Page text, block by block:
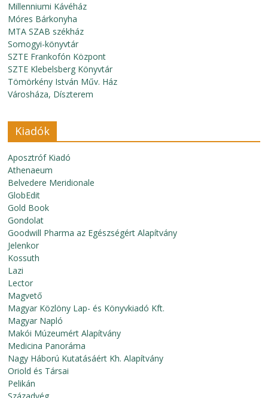
Millenniumi Kávéház
Móres Bárkonyha
MTA SZAB székház
Somogyi-könyvtár
SZTE Frankofón Központ
SZTE Klebelsberg Könyvtár
Tömörkény István Műv. Ház
Városháza, Díszterem
Kiadók
Aposztróf Kiadó
Athenaeum
Belvedere Meridionale
GlobEdit
Gold Book
Gondolat
Goodwill Pharma az Egészségért Alapítvány
Jelenkor
Kossuth
Lazi
Lector
Magvető
Magyar Közlöny Lap- és Könyvkiadó Kft.
Magyar Napló
Makói Múzeumért Alapítvány
Medicina Panoráma
Nagy Háború Kutatásáért Kh. Alapítvány
Oriold és Társai
Pelikán